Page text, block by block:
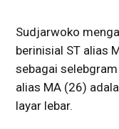
Sudjarwoko
berinisial ST alias
sebagai
alias MA (26)
layar lebar.